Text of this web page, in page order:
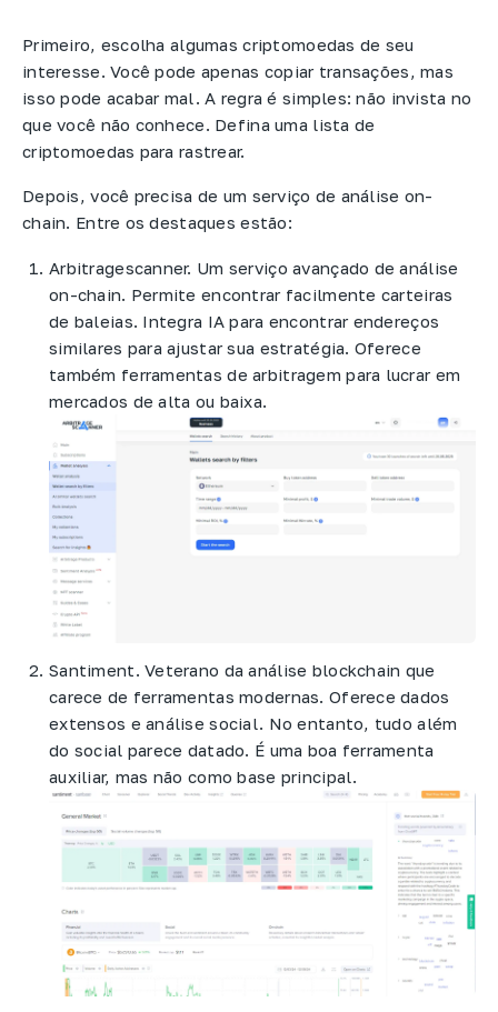
Primeiro, escolha algumas criptomoedas de seu
interesse. Você pode apenas copiar transações, mas
isso pode acabar mal. A regra é simples: não invista no
que você não conhece. Defina uma lista de
criptomoedas para rastrear.
Depois, você precisa de um serviço de análise on-
chain. Entre os destaques estão:
Arbitragescanner. Um serviço avançado de análise
on-chain. Permite encontrar facilmente carteiras
de baleias. Integra IA para encontrar endereços
similares para ajustar sua estratégia. Oferece
também ferramentas de arbitragem para lucrar em
mercados de alta ou baixa.
Santiment. Veterano da análise blockchain que
carece de ferramentas modernas. Oferece dados
extensos e análise social. No entanto, tudo além
do social parece datado. É uma boa ferramenta
auxiliar, mas não como base principal.